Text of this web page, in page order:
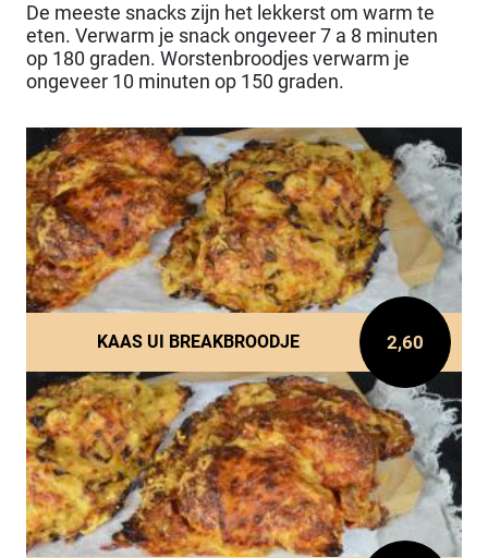
De meeste snacks zijn het lekkerst om warm te
eten. Verwarm je snack ongeveer 7 a 8 minuten
op 180 graden. Worstenbroodjes verwarm je
ongeveer 10 minuten op 150 graden.
KAAS UI BREAKBROODJE 2,60